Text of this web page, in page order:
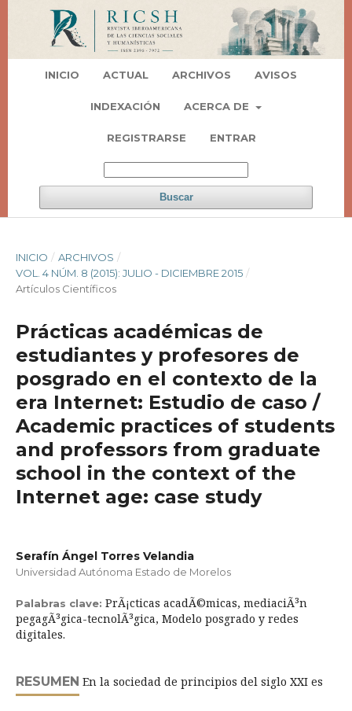
INICIO ACTUAL ARCHIVOS AVISOS
INDEXACIÓN ACERCA DE
REGISTRARSE ENTRAR
Buscar
INICIO / ARCHIVOS /
VOL. 4 NÚM. 8 (2015): JULIO - DICIEMBRE 2015 /
Artí­culos Científicos
Prácticas académicas de
estudiantes y profesores de
posgrado en el contexto de la
era Internet: Estudio de caso /
Academic practices of students
and professors from graduate
school in the context of the
Internet age: case study
Serafín Ángel Torres Velandia
Universidad Autónoma Estado de Morelos
Palabras clave: PrÃ¡cticas acadÃ©micas, mediaciÃ³n
pegagÃ³gica-tecnolÃ³gica, Modelo posgrado y redes
digitales.
RESUMEN En la sociedad de principios del siglo XXI es